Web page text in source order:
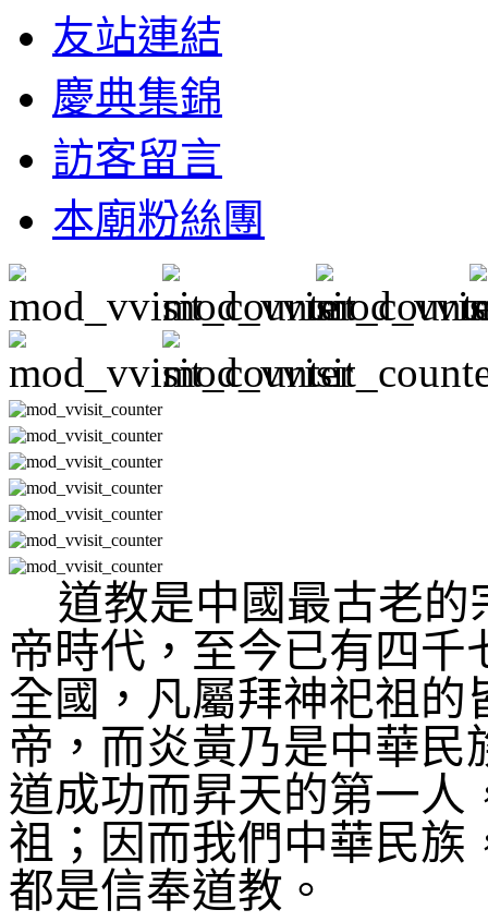
友站連結
慶典集錦
訪客留言
本廟粉絲團
道教是中國最古老
帝時代，至今已有四
全國，凡屬拜神祀祖的
帝，而炎黃乃是中華
道成功而昇天的第一人
祖；因而我們中華民族
都是信奉道教。